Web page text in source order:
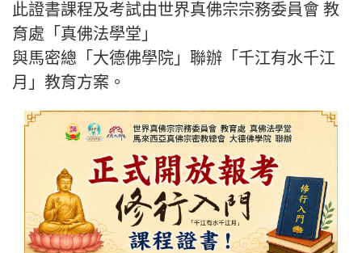
此證書課程及考試由世界真佛宗宗務委員會 教
育處「真佛法學堂」
與馬密總「大德佛學院」聯辦「千江有水千江
月」教育方案。